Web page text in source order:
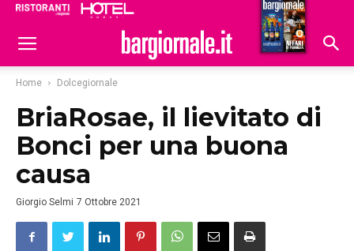
Hoteldomani
Home Dolcegiornale
BriaRosae, il lievitato di
Bonci per una buona
causa
Giorgio Selmi 7 Ottobre 2021